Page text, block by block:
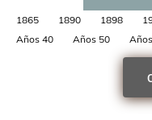
1865 1890 1898
Años 40
Años 50